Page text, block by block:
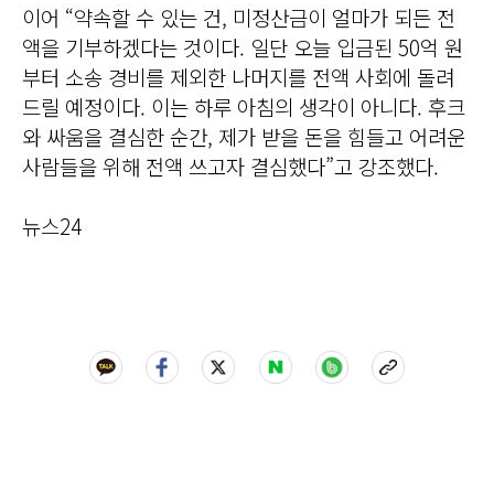
이어 “약속할 수 있는 건, 미정산금이 얼마가 되든 전
액을 기부하겠다는 것이다. 일단 오늘 입금된 50억 원
부터 소송 경비를 제외한 나머지를 전액 사회에 돌려
드릴 예정이다. 이는 하루 아침의 생각이 아니다. 후크
와 싸움을 결심한 순간, 제가 받을 돈을 힘들고 어려운
사람들을 위해 전액 쓰고자 결심했다”고 강조했다.
뉴스24